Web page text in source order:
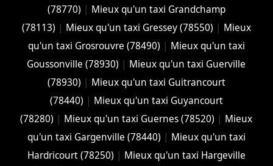
(78770) | Mieux qu'un taxi Grandchamp
(78113) | Mieux qu'un taxi Gressey (78550) | Mieux
qu'un taxi Grosrouvre (78490) | Mieux qu'un taxi
Goussonville (78930) | Mieux qu'un taxi Guerville
(78930) | Mieux qu'un taxi Guitrancourt
(78440) | Mieux qu'un taxi Guyancourt
(78280) | Mieux qu'un taxi Guernes (78520) | Mieux
qu'un taxi Gargenville (78440) | Mieux qu'un taxi
Hardricourt (78250) | Mieux qu'un taxi Hargeville